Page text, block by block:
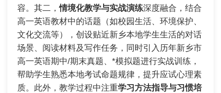
容。其二，情境化教学与实战演练深度融合，结合
高一英语教材中的话题（如校园生活、环境保护、
文化交流等），创设贴近新乡本地学生生活的对话
场景、阅读材料及写作任务，同时引入历年新乡市
高一英语期中/期末真题、*模拟题进行实战训练，
帮助学生熟悉本地考试命题规律，提升应试心理素
质。此外，教学过程中注重学习方法指导与习惯培